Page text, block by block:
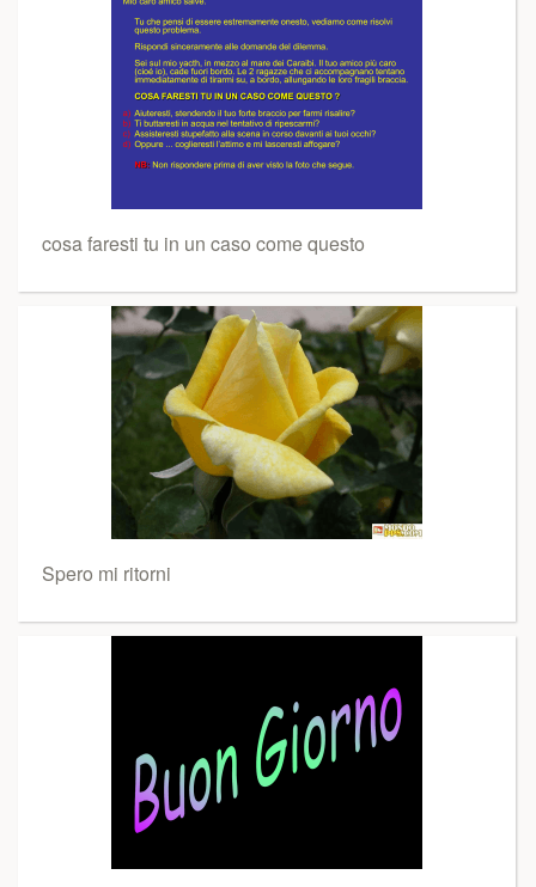
cosa faresti tu in un caso come questo
Spero mi ritorni